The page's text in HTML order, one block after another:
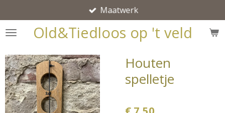
direct
naar
hoofdinhoud
Old&Tiedloos op 't veld
Maatwerk
Houten
spelletje